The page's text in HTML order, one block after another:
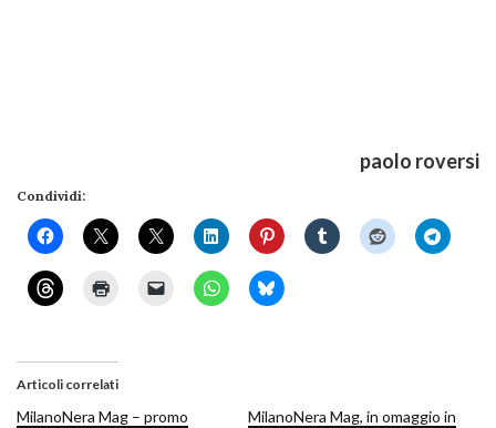
paolo roversi
Condividi:
Articoli correlati
MilanoNera Mag – promo
MilanoNera Mag, in omaggio in